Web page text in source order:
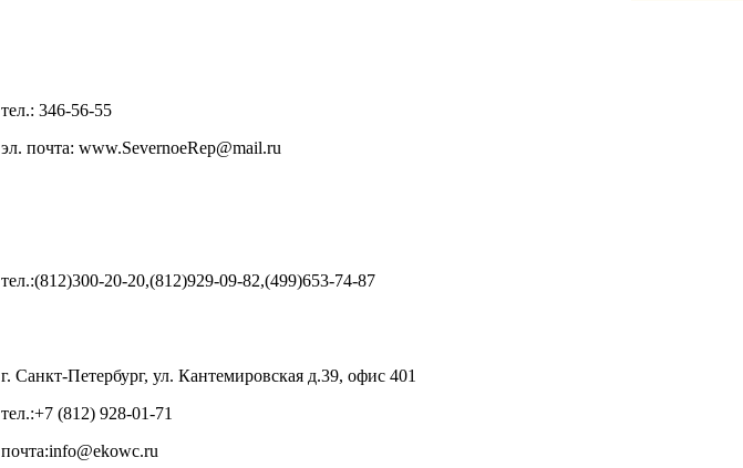
тел.: 346-56-55
эл. почта: www.SevernoeRep@mail.ru
тел.:(812)300-20-20,(812)929-09-82,(499)653-74-87
г. Санкт-Петербург, ул. Кантемировская д.39, офис 401
тел.:+7 (812) 928-01-71
почта:info@ekowc.ru